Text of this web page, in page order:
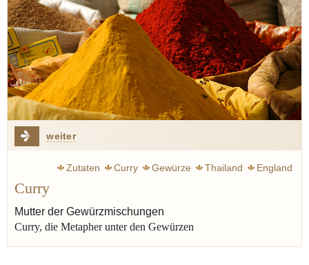
weiter
Zutaten Curry Gewürze Thailand England
Curry
Mutter der Gewürzmischungen
Curry, die Metapher unter den Gewürzen